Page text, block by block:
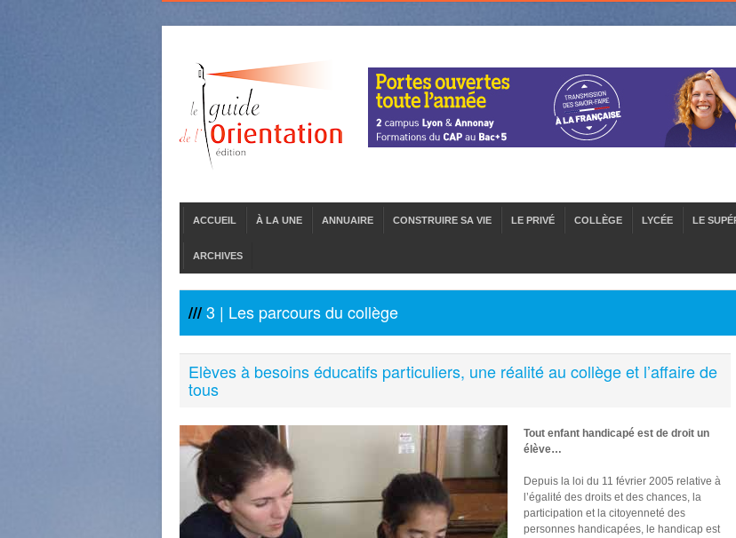
ACCUEIL À LA UNE ANNUAIRE CONSTRUIRE SA VIE LE PRIVÉ COLLÈGE LYCÉE LE
ARCHIVES
/// 3 | Les parcours du collège
Elèves à besoins éducatifs particuliers, une réalité au collège et l’affaire de
tous
Tout enfant handicapé est de droit un
élève…
Depuis la loi du 11 février 2005 relative à
l’égalité des droits et des chances, la
participation et la citoyenneté des
personnes handicapées, le handicap est